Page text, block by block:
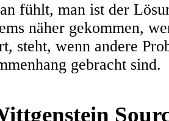
fühlt, man ist der
näher gekommen,
steht, wenn andere
gebracht sind.